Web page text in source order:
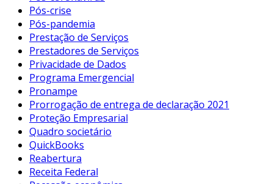
Pós-crise
Pós-pandemia
Prestação de Serviços
Prestadores de Serviços
Privacidade de Dados
Programa Emergencial
Pronampe
Prorrogação de entrega de declaração 2021
Proteção Empresarial
Quadro societário
QuickBooks
Reabertura
Receita Federal